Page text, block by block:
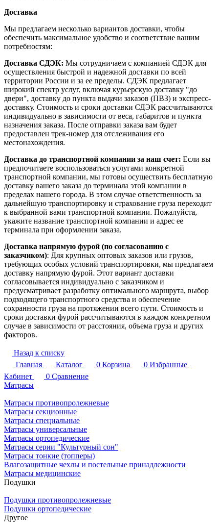
Доставка
Мы предлагаем несколько вариантов доставки, чтобы
обеспечить максимальное удобство и соответствие вашим
потребностям:
Доставка СДЭК: Мы сотрудничаем с компанией СДЭК для
осуществления быстрой и надежной доставки по всей
территории России и за ее пределы. СДЭК предлагает
широкий спектр услуг, включая курьерскую доставку "до
двери", доставку до пункта выдачи заказов (ПВЗ) и экспресс-
доставку. Стоимость и сроки доставки СДЭК рассчитываются
индивидуально в зависимости от веса, габаритов и пункта
назначения заказа. После отправки заказа вам будет
предоставлен трек-номер для отслеживания его
местонахождения.
Доставка до транспортной компании за наш счет: Если вы
предпочитаете воспользоваться услугами конкретной
транспортной компании, мы готовы осуществить бесплатную
доставку вашего заказа до терминала этой компании в
пределах нашего города. В этом случае ответственность за
дальнейшую транспортировку и страхование груза переходит
к выбранной вами транспортной компании. Пожалуйста,
укажите название транспортной компании и адрес ее
терминала при оформлении заказа.
Доставка напрямую фурой (по согласованию с
заказчиком): Для крупных оптовых заказов или грузов,
требующих особых условий транспортировки, мы предлагаем
доставку напрямую фурой. Этот вариант доставки
согласовывается индивидуально с заказчиком и
предусматривает разработку оптимального маршрута, выбор
подходящего транспортного средства и обеспечение
сохранности груза на протяжении всего пути. Стоимость и
сроки доставки фурой рассчитываются в каждом конкретном
случае в зависимости от расстояния, объема груза и других
факторов.
Назад к списку
Главная
Каталог 0 Корзина 0 Избранные
Кабинет
0 Сравнение
Матрасы
Матрасы противопролежневые
Матрасы секционные
Матрасы специальные
Матрасы универсальные
Матрасы ортопедические
Матрасы серии "Культурный сон"
Матрасы тонкие (топперы)
Влагозащитные чехлы и постельные принадлежности
Матрасы медицинские
Подушки
Подушки противопролежневые
Подушки ортопедические
Другое